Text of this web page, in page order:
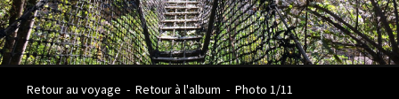
Retour au voyage - Retour à l'album - Photo 1/11